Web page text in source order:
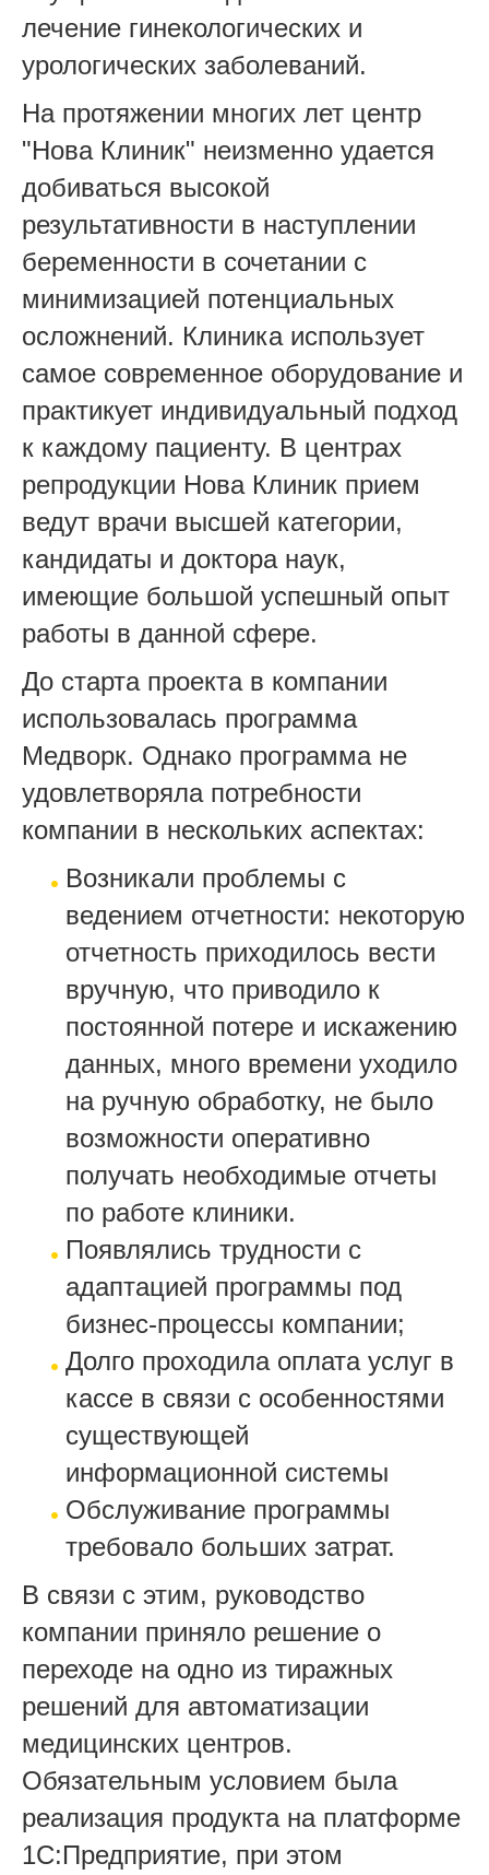
лечение гинекологических и
урологических заболеваний.
На протяжении многих лет центр
"Нова Клиник" неизменно удается
добиваться высокой
результативности в наступлении
беременности в сочетании с
минимизацией потенциальных
осложнений. Клиника использует
самое современное оборудование и
практикует индивидуальный подход
к каждому пациенту. В центрах
репродукции Нова Клиник прием
ведут врачи высшей категории,
кандидаты и доктора наук,
имеющие большой успешный опыт
работы в данной сфере.
До старта проекта в компании
использовалась программа
Медворк. Однако программа не
удовлетворяла потребности
компании в нескольких аспектах:
Возникали проблемы с
ведением отчетности: некоторую
отчетность приходилось вести
вручную, что приводило к
постоянной потере и искажению
данных, много времени уходило
на ручную обработку, не было
возможности оперативно
получать необходимые отчеты
по работе клиники.
Появлялись трудности с
адаптацией программы под
бизнес-процессы компании;
Долго проходила оплата услуг в
кассе в связи с особенностями
существующей
информационной системы
Обслуживание программы
требовало больших затрат.
В связи с этим, руководство
компании приняло решение о
переходе на одно из тиражных
решений для автоматизации
медицинских центров.
Обязательным условием была
реализация продукта на платформе
1С:Предприятие, при этом